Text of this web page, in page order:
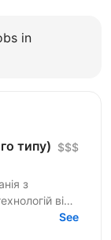
in
типу) $$$
з
від
ракет та
See